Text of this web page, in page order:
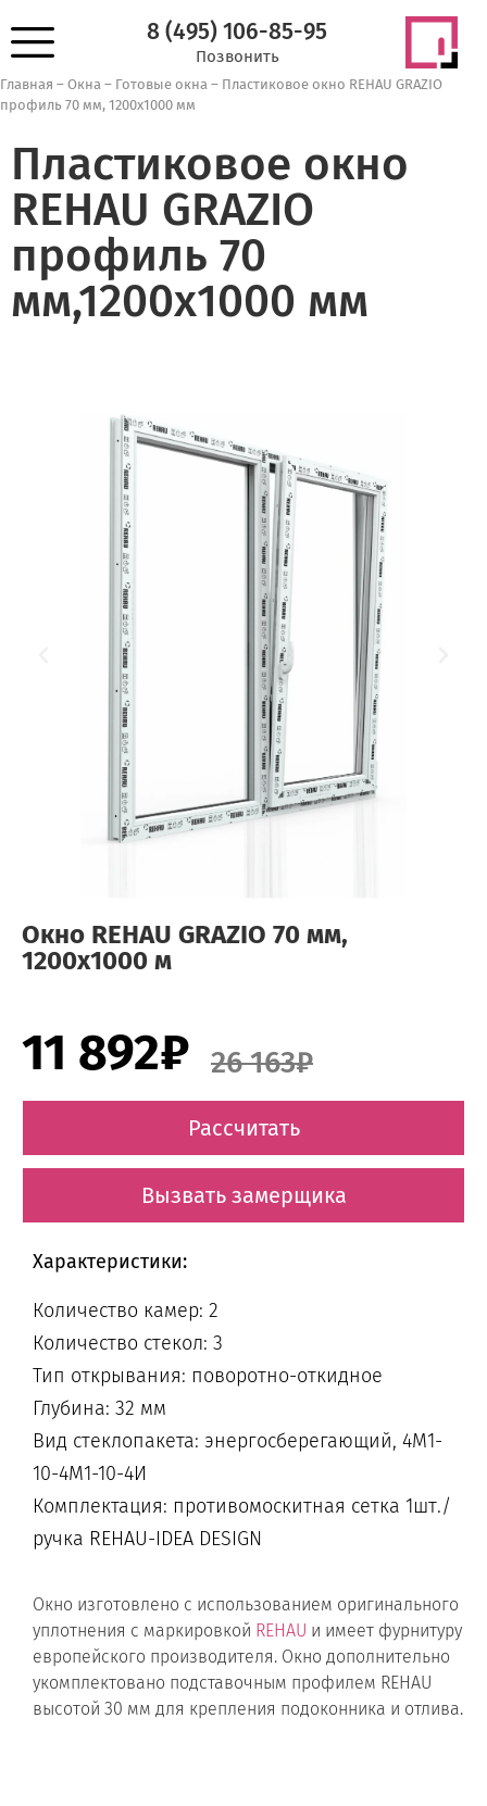
8 (495) 106-85-95
Позвонить
Главная – Окна – Готовые окна – Пластиковое окно REHAU GRAZIO
профиль 70 мм, 1200х1000 мм
Пластиковое окно
REHAU GRAZIO
профиль 70
мм,1200х1000 мм
Окно REHAU GRAZIO 70 мм,
1200х1000 м
11 892₽ 26 163₽
Рассчитать
Вызвать замерщика
Характеристики:
Количество камер: 2
Количество стекол: 3
Тип открывания: поворотно-откидное
Глубина: 32 мм
Вид стеклопакета: энергосберегающий, 4М1-
10-4М1-10-4И
Комплектация: противомоскитная сетка 1шт./
ручка REHAU-IDEA DESIGN
Окно изготовлено с использованием оригинального
уплотнения с маркировкой REHAU и имеет фурнитуру
европейского производителя. Окно дополнительно
укомплектовано подставочным профилем REHAU
высотой 30 мм для крепления подоконника и отлива.